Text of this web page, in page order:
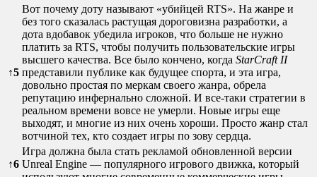
↑5
Вот почему доту называют «убийцей RTS». На жанре и
без того сказалась растущая дороговизна разработки, а
дота вдобавок убедила игроков, что больше не нужно
платить за RTS, чтобы получить пользовательские игры
высшего качества. Все было кончено, когда StarCraft II
представили публике как будущее спорта, и эта игра,
довольно простая по меркам своего жанра, обрела
репутацию инфернально сложной. И все-таки стратегии в
реальном времени вовсе не умерли. Новые игры еще
выходят, и многие из них очень хороши. Просто жанр стал
вотчиной тех, кто создает игры по зову сердца.
↑6
Игра должна была стать рекламой обновленной версии
Unreal Engine — популярного игрового движка, который